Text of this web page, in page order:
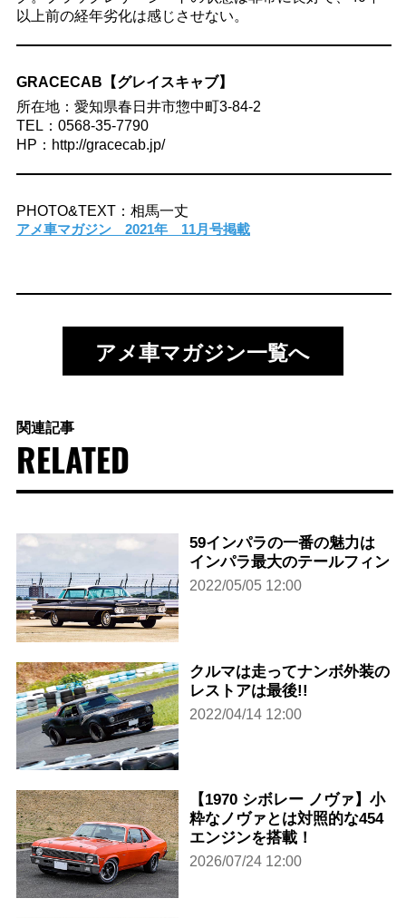
以上前の経年劣化は感じさせない。
GRACECAB【グレイスキャブ】
所在地：愛知県春日井市惣中町3-84-2
TEL：0568-35-7790
HP：http://gracecab.jp/
PHOTO&TEXT：相馬一丈
アメ車マガジン 2021年 11月号掲載
アメ車マガジン一覧へ
関連記事
RELATED
59インパラの一番の魅力は
インパラ最大のテールフィン
2022/05/05 12:00
クルマは走ってナンボ外装の
レストアは最後!!
2022/04/14 12:00
【1970 シボレー ノヴァ】小
粋なノヴァとは対照的な454
エンジンを搭載！
2026/07/24 12:00